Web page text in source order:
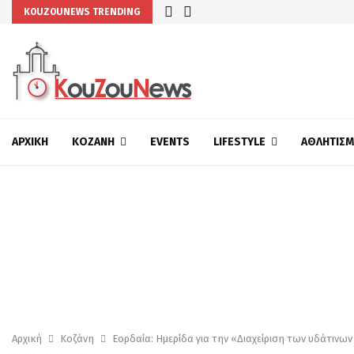
KOUZOUNEWS TRENDING
ΑΡΧΙΚΉ ΚΟΖΆΝΗ EVENTS LIFESTYLE
Αρχική Κοζάνη Εορδαία: Ημερίδα για την «Διαχείριση των